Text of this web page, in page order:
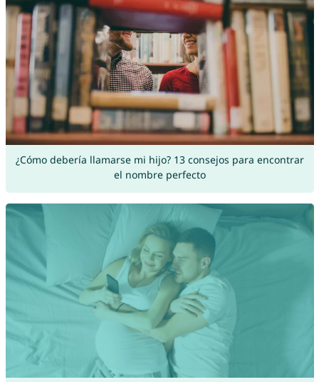
¿Cómo debería llamarse mi hijo? 13 consejos para encontrar
el nombre perfecto